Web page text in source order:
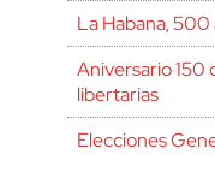
La Habana, 500
Aniversario 150
libertarias
Elecciones